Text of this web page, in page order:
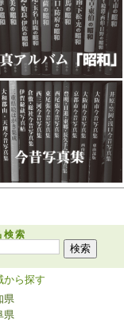
検索
から探す
県
県